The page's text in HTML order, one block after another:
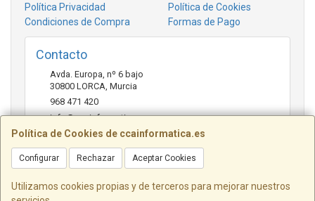
Política de Cookies de ccainformatica.es
Configurar Rechazar Aceptar Cookies
Utilizamos cookies propias y de terceros para mejorar nuestros
Política Privacidad
Política de Cookies
Condiciones de Compra
Formas de Pago
Contacto
Avda. Europa, nº 6 bajo
30800 LORCA Murcia
968 471 420
info@ccainformatica.es
Horario
L-V: 9:30 h a 14 h - 16:30 h a 20:30 h - Sab: 10 h a 14 h